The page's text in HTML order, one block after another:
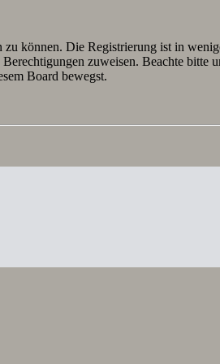
zu können. Die Registrierung ist in
zuweisen. Beachte
Board bewegst.